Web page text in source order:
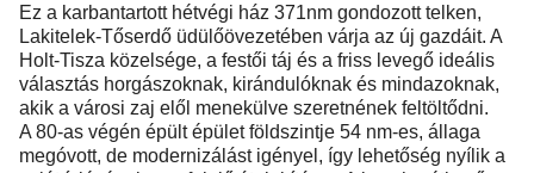
Ez a karbantartott hétvégi ház 371nm gondozott telken,
Lakitelek-Tőserdő üdülőövezetében várja az új gazdáit. A
Holt-Tisza közelsége, a festői táj és a friss levegő ideális
választás horgászoknak, kirándulóknak és mindazoknak,
akik a városi zaj elől menekülve szeretnének feltöltődni.
A 80-as végén épült épület földszintje 54 nm-es, állaga
megóvott, de modernizálást igényel, így lehetőség nyílik a